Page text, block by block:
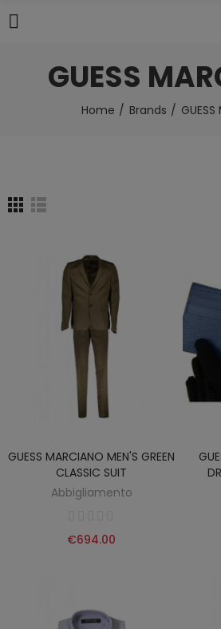
GUESS
Home Brands
GUESS MARCIANO MEN'S GREEN
CLASSIC SUIT
Abbigliamento
€694.00